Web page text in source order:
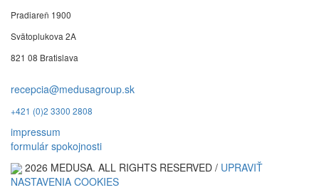
Pradiareň 1900
Svätoplukova 2A
821 08 Bratislava
recepcia@medusagroup.sk
+421 (0)2 3300 2808
impressum
formulár spokojnosti
2026 MEDUSA. ALL RIGHTS RESERVED / UPRAVIŤ
NASTAVENIA COOKIES